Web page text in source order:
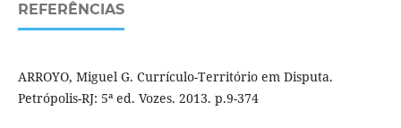
REFERÊNCIAS
ARROYO, Miguel G. Currículo-Território em Disputa.
Petrópolis-RJ: 5ª ed. Vozes. 2013. p.9-374